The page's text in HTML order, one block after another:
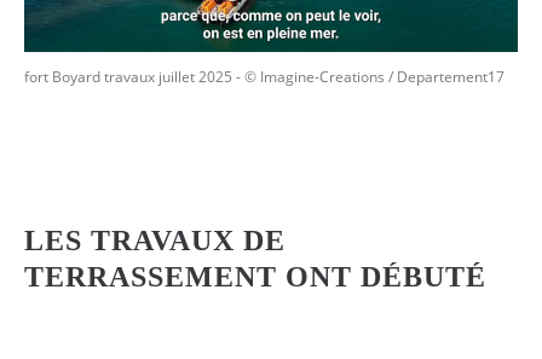
fort Boyard travaux juillet 2025 - © Imagine-Creations / Departement17
LES TRAVAUX DE
TERRASSEMENT ONT DÉBUTÉ